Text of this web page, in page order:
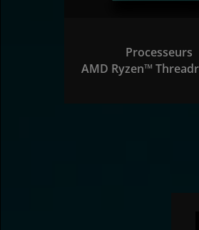
Processeurs
AMD Ryzen™